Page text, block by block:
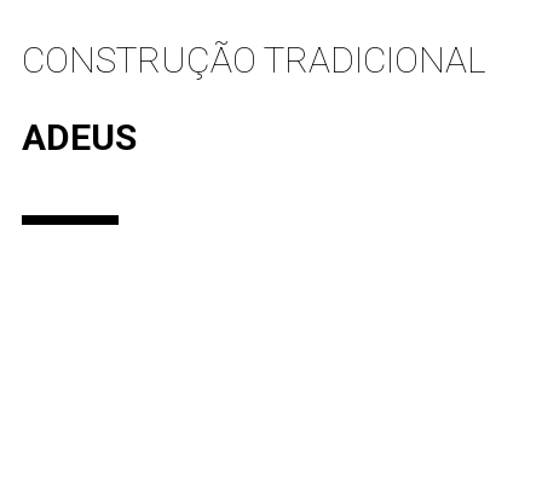
CONSTRUÇÃO TRADICIONAL
ADEUS